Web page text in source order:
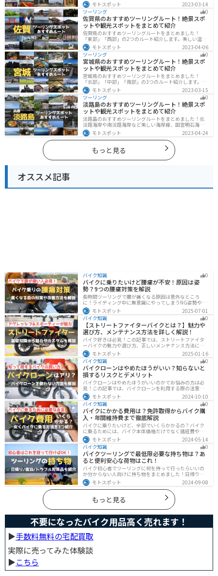
ト紹介します。日本を代表する神社や広大な山や滝、湖
などを歴史や自然を満喫するツーリングができます。バ
イクで栃木県にツーリングに行く際は参考にしてくださ
い。
モトスポット
2023-03-14
ツーリング
0
佐賀県のおすすめツーリングルート！絶景スポ
ットや観光スポットをまとめて紹介
佐賀県のおすすめツーリングルートをまとめました！
「東部」「西部」の2つのルート紹介します。美しい温泉
地や古墳群、歴史ある城や神社仏閣など、バイクツーリ
ングに適したスポットが多数存在し、様々な楽しみ方が
できます。バイクで佐賀県にツーリングに行く際は参考
にしてください。
モトスポット
2023-04-06
ツーリング
0
宮城県のおすすめツーリングルート！絶景スポ
ットや観光スポットをまとめて紹介
宮城県のおすすめツーリングルートをまとめました！
「北部」「中部」「南部」の3つのルート紹介します。キ
ツネ村や広大な山や滝、湖などを歴史や自然を満喫する
ツーリングができます。バイクで宮城県にツーリングに
行く際は参考にしてください。
モトスポット
2023-03-15
ツーリング
0
淡路島のおすすめツーリングルート！絶景スポ
ットや観光スポットをまとめて紹介
淡路島のおすすめツーリングルートをまとめました！北
淡路海岸や南淡路海岸など美しい海岸線、国営明石海峡
公園や淡路夢舞台など、自然とアートが融合した施設も
多数あります。バイクで淡路島にツーリングに行く際は
参考にしてください。
モトスポット 2023-04-24
もっと見る
オススメ記事
バイク知識 0
バイクに乗りたいけど腰痛が不安！原因は姿
勢？9つの腰痛対策を解説
長時間ツーリングで腰が痛くなる原因は意外なところ
に！ライディング中に無意識にやってしまうNG姿勢や体
への負担、今すぐ見直せる予防・対策法をわかりやすく
解説。腰痛対策に効果的な便利アイテムも紹介し、快適
で楽しいツーリングをサポートします。
モトスポット
2025-07-01
バイク知識
0
【ストリートファイターバイクとは？】魅力や
選び方、メンテナンス方法を詳しく解説！
バイク好きは必見！この記事では、ストリートファイタ
ーバイクの魅力や選び方、正しいメンテナンス方法につ
いて解説しています。実はストリートファイターバイク
は、個性的なデザインと高い走行性能が魅力です。この
記事を読めば、ストリートファイターバイクの魅力がわ
かります。
モトスポット
2025-01-16
バイク知識
0
バイクローンはやめたほうがいい？知らないと
損するリスクとデメリット
バイクローンはやめたほうがいいのかでお悩みの方は必
見！この記事では、バイクローンを利用する際の注意点
や失敗しない選び方を解説しています。実は、バイクロ
ーンの選び方にはコツがあります。この記事を読めば、
自分に合った賢い選択をすることが可能です。
モトスポット
2024-10-10
バイク知識
0
バイクにかかる費用は？免許取得からバイク購
入・年間維持費まで徹底解説
バイクに乗りたいけど、全部でいくらかかるの？バイク
に乗るためには、バイク本体価格だけでなく諸経費や税
金、免許取得費用、ライディングギア、メンテナンス
代、駐車場代などの年間維持費もかかります。この記事
ではバイクに乗るための全ての費用をまとめました。ま
た、できるだけ安く抑えるコツも紹介するので参考にし
て下さい。
モトスポット
2024-05-14
バイク知識
0
バイクツーリングで最低限必要な持ち物は？あ
ると便利安心な荷物はこれ！
バイク初心者でツーリングに何を持って行ったらいいの
か分からない人向けに持ち物をまとめました！日帰りや1
泊以上の日数別、トラブル対策やメンテ用品、出先であ
ると便利なアイテムまで全て解説しています。アレを忘
れた！持ってきたけど使わなかったなど出先で困らない
よう自分に必要な荷物を把握しておきましょう。
モトスポット 2024-09-08
もっと見る
不要になったバイク用品高く売れます！
▶︎手数料無料の宅配買取
実際に売ってみた体験談
▶︎こちら